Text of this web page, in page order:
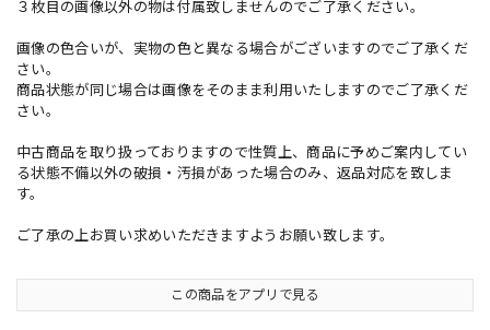
３枚目の画像以外の物は付属致しませんのでご了承ください。
画像の色合いが、実物の色と異なる場合がございますのでご了承くだ
さい。
商品状態が同じ場合は画像をそのまま利用いたしますのでご了承くだ
さい。
中古商品を取り扱っておりますので性質上、商品に予めご案内してい
る状態不備以外の破損・汚損があった場合のみ、返品対応を致しま
す。
ご了承の上お買い求めいただきますようお願い致します。
この商品をアプリで見る